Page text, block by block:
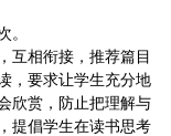
相衔接，推荐篇目
，要求让学生充分地
欣赏，防止把理解与
提倡学生在读书思考